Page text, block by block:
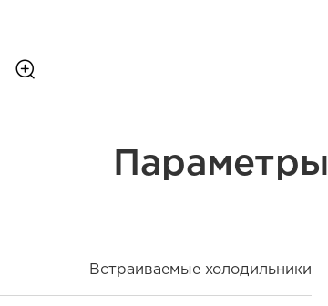
Параметры
Встраиваемые холодильники